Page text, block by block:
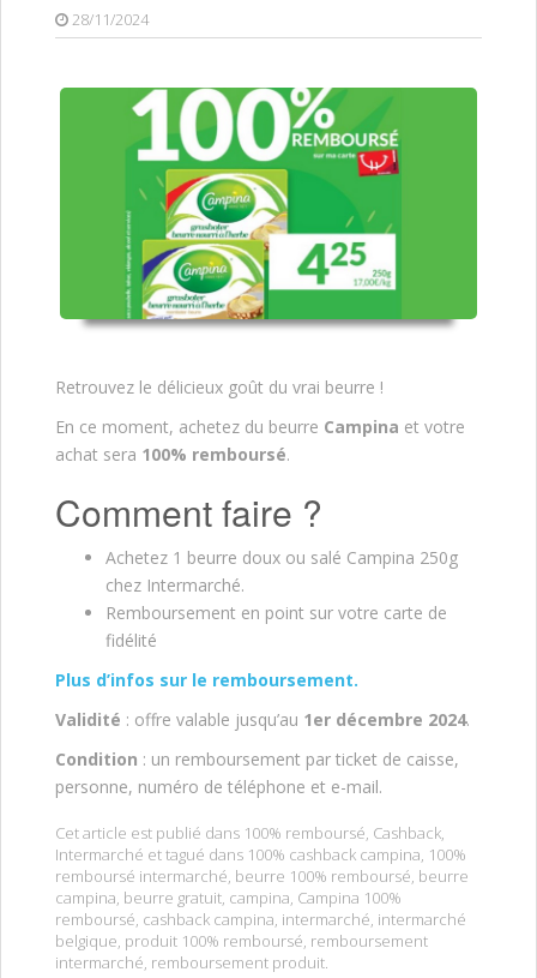
28/11/2024
Retrouvez le délicieux goût du vrai beurre !
En ce moment, achetez du beurre Campina et votre
achat sera 100% remboursé.
Comment faire ?
Achetez 1 beurre doux ou salé Campina 250g
chez Intermarché.
Remboursement en point sur votre carte de
fidélité
Plus d’infos sur le remboursement.
Validité : offre valable jusqu’au 1er décembre 2024.
Condition : un remboursement par ticket de caisse,
personne, numéro de téléphone et e-mail.
Cet article est publié dans 100% remboursé, Cashback,
Intermarché et tagué dans 100% cashback campina, 100%
remboursé intermarché, beurre 100% remboursé, beurre
campina, beurre gratuit, campina, Campina 100%
remboursé, cashback campina, intermarché, intermarché
belgique, produit 100% remboursé, remboursement
intermarché, remboursement produit.